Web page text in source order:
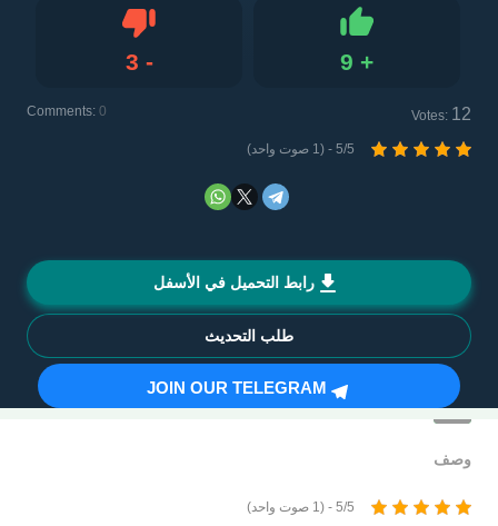
+
9
Like
-
3
Votes: 12
Comments: 0
5/5 - (1 صوت واحد)
رابط التحميل في الأسفل
طلب التحديث
وصف
5/5 - (1 صوت واحد)